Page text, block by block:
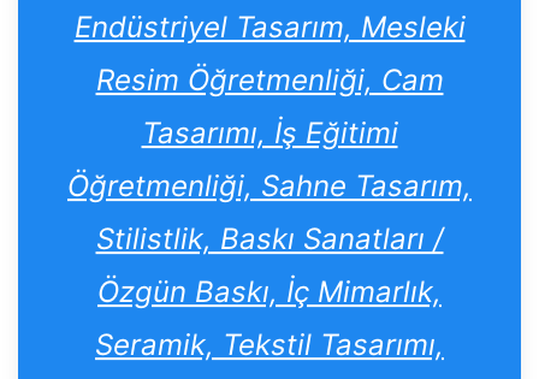
Endüstriyel Tasarım, Mesleki
Resim Öğretmenliği, Cam
Tasarımı, İş Eğitimi
Öğretmenliği, Sahne Tasarım,
Stilistlik, Baskı Sanatları /
Özgün Baskı, İç Mimarlık,
Seramik, Tekstil Tasarımı,